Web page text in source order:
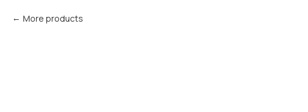
More products